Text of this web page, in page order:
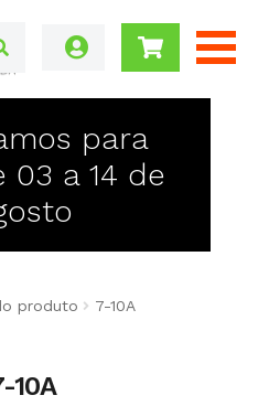
para
03 a 14 de
produto 7-10A
10A